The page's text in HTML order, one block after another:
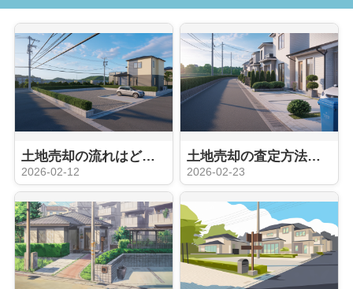
土地売却の流れはどう進む？初めての方にもやさしく解説
2026-02-12
土地売却の査定方法はどう選ぶ？初心者が知っておきたい流れとポイント
2026-02-23